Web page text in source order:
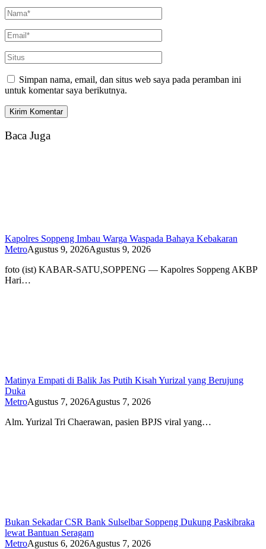
Simpan nama, email, dan situs web saya pada peramban ini
untuk komentar saya berikutnya.
Baca Juga
Kapolres Soppeng Imbau Warga Waspada Bahaya Kebakaran
MetroAgustus 9, 2026Agustus 9, 2026
foto (ist) KABAR-SATU,SOPPENG — Kapolres Soppeng AKBP
Hari…
Matinya Empati di Balik Jas Putih Kisah Yurizal yang Berujung
Duka
MetroAgustus 7, 2026Agustus 7, 2026
Alm. Yurizal Tri Chaerawan, pasien BPJS viral yang…
Bukan Sekadar CSR Bank Sulselbar Soppeng Dukung Paskibraka
lewat Bantuan Seragam
MetroAgustus 6, 2026Agustus 7, 2026